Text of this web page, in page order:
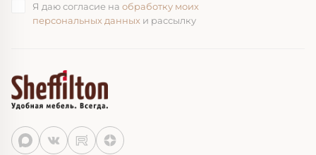
Я даю согласие на обработку моих
персональных данных и рассылку